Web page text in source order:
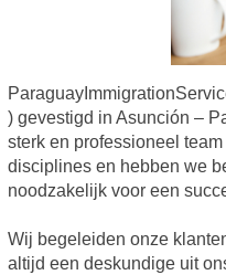
) gevestigd in Asunción –
sterk en professioneel
disciplines en hebben we
noodzakelijk voor een
Wij begeleiden onze
altijd een deskundige uit